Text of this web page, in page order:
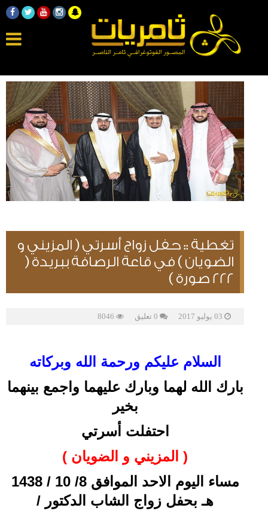
تغطية :: حفل زواج أسرتي ( المزيني و
الضويان ) في قاعة الرصافة ببريدة (
222 صورة )
السلام عليكم ورحمة الله وبركاته
بارك الله لهما وبارك عليهما واجمع بينهما
بخير
احتفلت أسرتي
( المزيني و الضويان )
مساء اليوم الاحد الموافق 8/ 10 / 1438
هـ بحفل زواج الشاب الدكتور /